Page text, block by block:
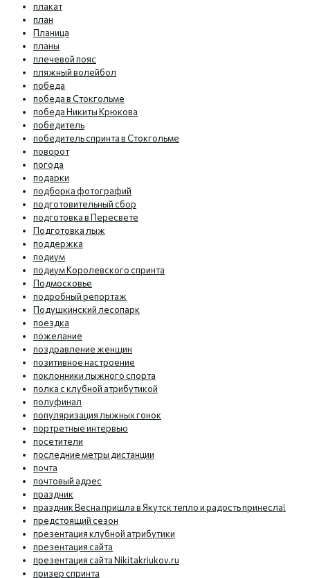
плакат
план
Планица
планы
плечевой пояс
пляжный волейбол
победа
победа в Стокгольме
победа Никиты Крюкова
победитель
победитель спринта в Стокгольме
поворот
погода
подарки
подборка фотографий
подготовительный сбор
подготовка в Пересвете
Подготовка лыж
поддержка
подиум
подиум Королевского спринта
Подмосковье
подробный репортаж
Подушкинский лесопарк
поездка
пожелание
поздравление женщин
позитивное настроение
поклонники лыжного спорта
полка с клубной атрибутикой
полуфинал
популяризация лыжных гонок
портретные интервью
посетители
последние метры дистанции
почта
почтовый адрес
праздник
праздник Весна пришла в Якутск тепло и радость принесла!
предстоящий сезон
презентация клубной атрибутики
презентация сайта
презентация сайта Nikitakriukov.ru
призер спринта